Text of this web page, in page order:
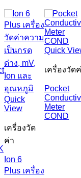
Quick
View
เครื่องวัด
ค่า
Ion 6
Plus เครื่อง
Quick
เครื่องวัด
Pocket
Meter
COND